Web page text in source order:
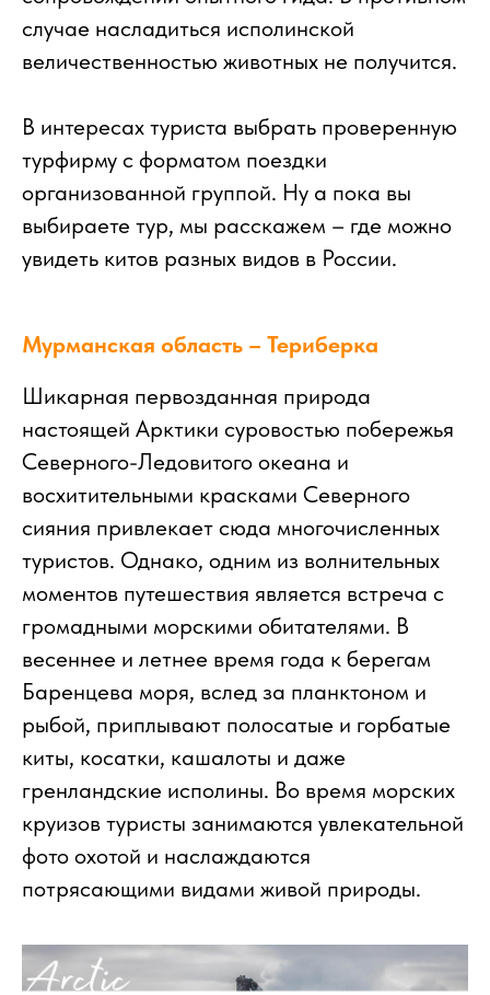
случае насладиться исполинской
величественностью животных не получится.
В интересах туриста выбрать проверенную
турфирму с форматом поездки
организованной группой. Ну а пока вы
выбираете тур, мы расскажем – где можно
увидеть китов разных видов в России.
Мурманская область – Териберка
Шикарная первозданная природа
настоящей Арктики суровостью побережья
Северного-Ледовитого океана и
восхитительными красками Северного
сияния привлекает сюда многочисленных
туристов. Однако, одним из волнительных
моментов путешествия является встреча с
громадными морскими обитателями. В
весеннее и летнее время года к берегам
Баренцева моря, вслед за планктоном и
рыбой, приплывают полосатые и горбатые
киты, косатки, кашалоты и даже
гренландские исполины. Во время морских
круизов туристы занимаются увлекательной
фото охотой и наслаждаются
потрясающими видами живой природы.